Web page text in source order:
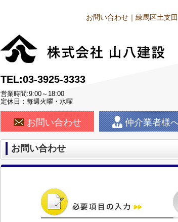
お問い合わせ｜練馬区土支
TEL:03-3925-3333
営業時間:9:00～18:00
定休日：毎週火曜・水曜
お問い合わせ 仲介業者様
お問い合わせ